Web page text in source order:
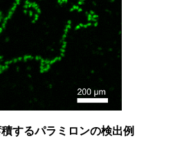
するパラミロンの検出例